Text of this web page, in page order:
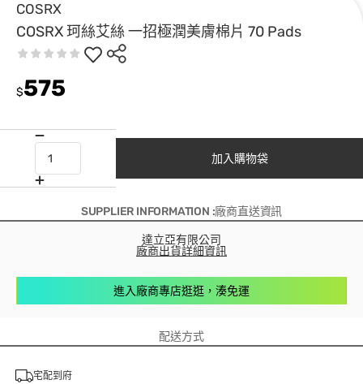
COSRX
COSRX 珂絲艾絲 一招極潤美膚棉片 70 Pads
$575
加入購物袋
SUPPLIER INFORMATION :廠商直送資訊
達立亞有限公司
廠商出貨詳細資訊
進入廠商專店逛逛，湊免運
配送方式
宅配到府